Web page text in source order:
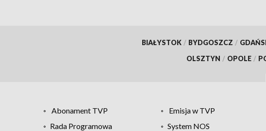
BIAŁYSTOK / BYDGOSZCZ /
OLSZTYN / OPOLE /
Abonament TVP Emisja w TVP
Rada Programowa
System NOS